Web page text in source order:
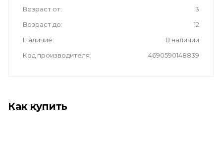
Возраст от
3
Возраст до
12
Наличие
В наличии
Код производителя
4690590148839
Как купить